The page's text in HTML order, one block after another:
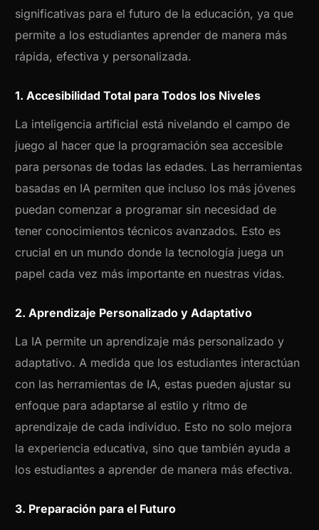
significativas para el futuro de la educación, ya que
permite a los estudiantes aprender de manera más
rápida, efectiva y personalizada.
1. Accesibilidad Total para Todos los Niveles
La inteligencia artificial está nivelando el campo de
juego al hacer que la programación sea accesible
para personas de todas las edades. Las herramientas
basadas en IA permiten que incluso los más jóvenes
puedan comenzar a programar sin necesidad de
tener conocimientos técnicos avanzados. Esto es
crucial en un mundo donde la tecnología juega un
papel cada vez más importante en nuestras vidas.
2. Aprendizaje Personalizado y Adaptativo
La IA permite un aprendizaje más personalizado y
adaptativo. A medida que los estudiantes interactúan
con las herramientas de IA, estas pueden ajustar su
enfoque para adaptarse al estilo y ritmo de
aprendizaje de cada individuo. Esto no solo mejora
la experiencia educativa, sino que también ayuda a
los estudiantes a aprender de manera más efectiva.
3. Preparación para el Futuro